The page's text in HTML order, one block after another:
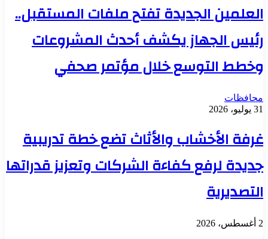
العلمين الجديدة تفتح ملفات المستقبل..
رئيس الجهاز يكشف أحدث المشروعات
وخطط التوسع خلال مؤتمر صحفي
محافظات
31 يوليو، 2026
غرفة الأخشاب والأثاث تضع خطة تدريبية
جديدة لرفع كفاءة الشركات وتعزيز قدراتها
التصديرية
2 أغسطس، 2026